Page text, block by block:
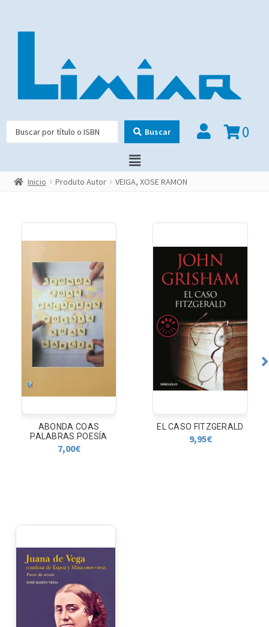
Buscar 0
Inicio Produto Autor VEIGA, XOSE RAMON
ABONDA COAS
PALABRAS.POESÍA
7,00€
EL CASO FITZGERALD
9,95€